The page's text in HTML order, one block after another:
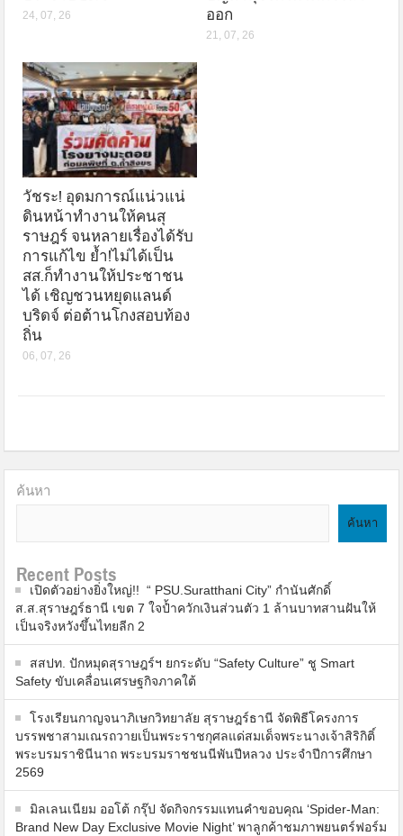
24, 07, 26
ออก
21, 07, 26
วัชระ! อุดมการณ์แน่วแน่
ดินหน้าทำงานให้คนสุ
ราษฎร์ จนหลายเรื่องได้รับ
การแก้ไข ย้ำ!ไม่ได้เป็น
สส.ก็ทำงานให้ประชาชน
ได้ เชิญชวนหยุดแลนด์
บริดจ์ ต่อต้านโกงสอบท้อง
ถิ่น
06, 07, 26
ค้นหา
ค้นหา
Recent Posts
เปิดตัวอย่างยิ่งใหญ่!! “ PSU.Suratthani City” กำนันศักดิ์
ส.ส.สุราษฎร์ธานี เขต 7 ใจป้ำควักเงินส่วนตัว 1 ล้านบาทสานฝันให้
เป็นจริงหวังขึ้นไทยลีก 2
สสปท. ปักหมุดสุราษฎร์ฯ ยกระดับ “Safety Culture” ชู Smart
Safety ขับเคลื่อนเศรษฐกิจภาคใต้
โรงเรียนกาญจนาภิเษกวิทยาลัย สุราษฎร์ธานี จัดพิธีโครงการ
บรรพชาสามเณรถวายเป็นพระราชกุศลแด่สมเด็จพระนางเจ้าสิริกิติ์
พระบรมราชินีนาถ พระบรมราชชนนีพันปีหลวง ประจำปีการศึกษา
2569
มิลเลนเนียม ออโต้ กรุ๊ป จัดกิจกรรมแทนคำขอบคุณ ‘Spider-Man:
Brand New Day Exclusive Movie Night’ พาลูกค้าชมภาพยนตร์ฟอร์ม